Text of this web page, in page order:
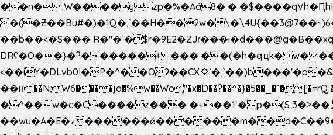
��n�;W����yzp�%�Aá8� �
�(�Ƶ��Bu#�)�1Q�,`��H��2w�
��b��<�S���
DRʢ�O��}�?������+ ��� ��(�h�qҵk�
<��iY�DLvb0l�P�^��Oʔ��CX۝`�;`��)b���'�p�&v5(� �_ ��g�ӯ_ C���s�����K���n
��н��N;W6����jo�%w��Wo"�x�D��?��^�}�5��
�^��w�c�C����z���;�+��1`�p�(S
��wu�A�E�ޥ������ǿ������m��d�C��9��e�D��1�2�/��H�T �)�+�J{��8�{�z=�09�{���Q